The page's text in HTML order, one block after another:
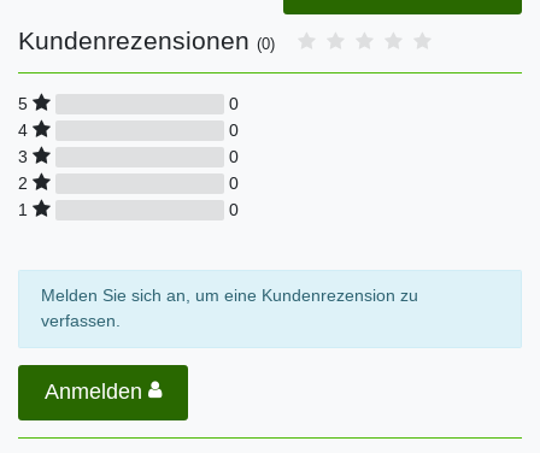
Kundenrezensionen (0)
5
0
4
0
3
0
2
0
1
0
Melden Sie sich an, um eine Kundenrezension zu
verfassen.
Anmelden